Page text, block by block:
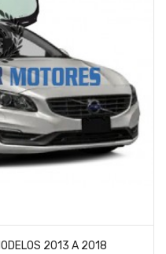
2013 A 2018